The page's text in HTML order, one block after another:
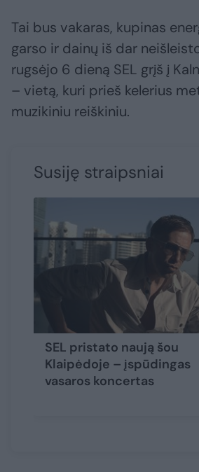
Tai bus vakaras, kupinas
garso ir dainų iš dar
rugsėjo 6 dieną SEL grįš į
– vietą, kuri prieš kelerius
muzikiniu reiškiniu.
Susiję straipsniai
SEL pristato naują šou
Klaipėdoje – įspūdingas
vasaros koncertas